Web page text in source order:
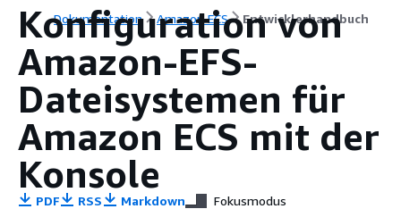
Dokumentation Amazon ECS Entwicklerhandbuch
Konfiguration von
Amazon-EFS-
Dateisystemen für
Amazon ECS mit der
Konsole
PDF RSS Markdown Fokusmodus